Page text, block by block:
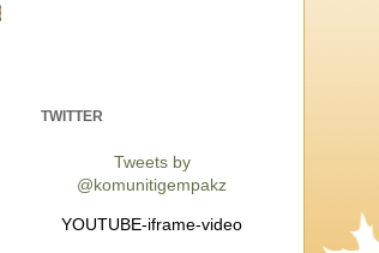
TWITTER
Tweets by
@komunitigempakz
YOUTUBE-iframe-video